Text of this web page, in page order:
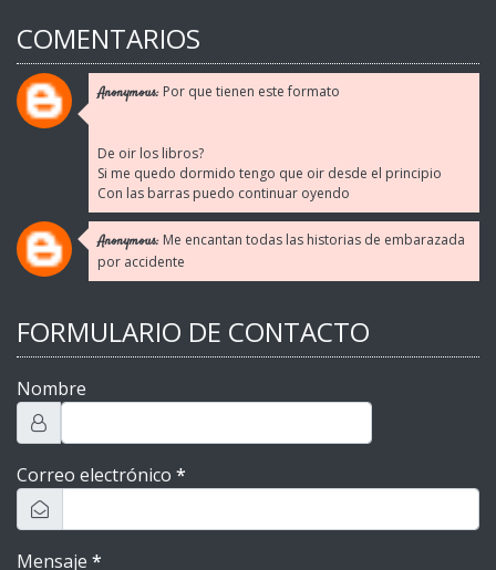
COMENTARIOS
Anonymous: Por que tienen este formato
De oir los libros?
Si me quedo dormido tengo que oir desde el principio
Con las barras puedo continuar oyendo
Anonymous: Me encantan todas las historias de embarazada
por accidente
FORMULARIO DE CONTACTO
Nombre
Correo electrónico *
Mensaje *